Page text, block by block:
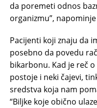
da poremeti odnos
organizmu”,
Pacijenti koji znaju da
posebno da povedu
bikarbonu. Kad je reč
postoje i neki čajevi,
sredstva koja nam
“Biljke koje obično